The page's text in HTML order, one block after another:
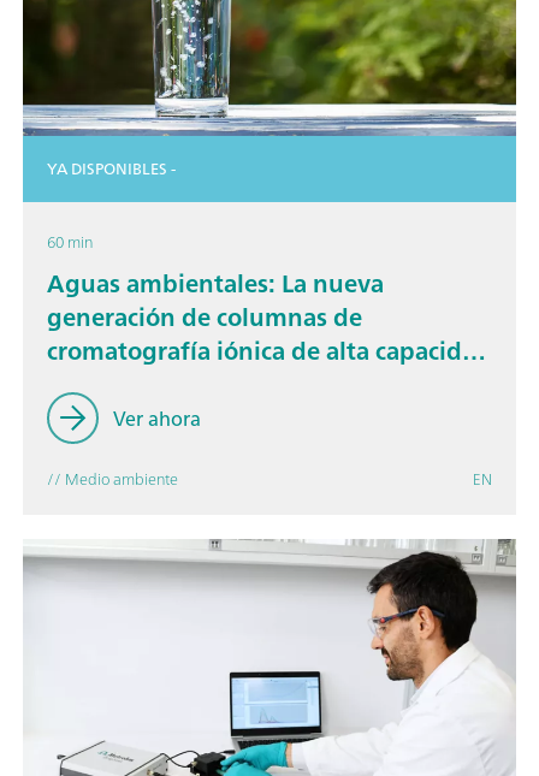
YA DISPONIBLES -
60 min
Aguas ambientales: La nueva
generación de columnas de
cromatografía iónica de alta capacidad
hace que el análisis sea más eficiente.
Ver ahora
// Medio ambiente EN